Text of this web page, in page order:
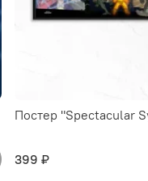
Постер "Spectacular
399 ₽